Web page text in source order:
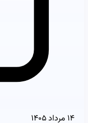
۱۴ مرداد ۱۴۰۵